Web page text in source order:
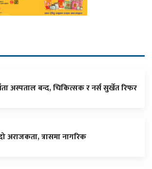
अस्पताल बन्द, चिकित्सक र नर्स सुर्खेत रिफर
अराजकता, त्रासमा नागरिक